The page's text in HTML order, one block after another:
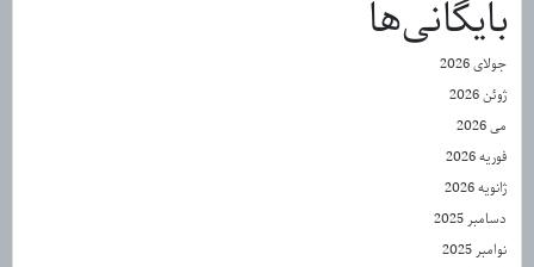
بایگانی‌ها
جولای 2026
ژوئن 2026
می 2026
فوریه 2026
ژانویه 2026
دسامبر 2025
نوامبر 2025